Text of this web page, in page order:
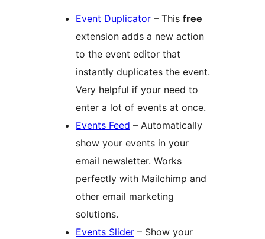
Event Duplicator – This free
extension adds a new action
to the event editor that
instantly duplicates the event.
Very helpful if your need to
enter a lot of events at once.
Events Feed – Automatically
show your events in your
email newsletter. Works
perfectly with Mailchimp and
other email marketing
solutions.
Events Slider – Show your